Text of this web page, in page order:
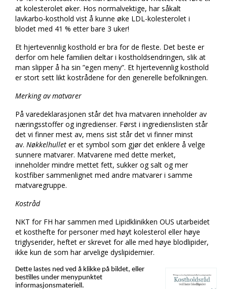
at kolesterolet øker. Hos normalvektige, har såkalt
lavkarbo-kosthold vist å kunne øke LDL-kolesterolet i
blodet med 41 % etter bare 3 uker!
Et hjertevennlig kosthold er bra for de fleste. Det beste er
derfor om hele familien deltar i kostholdsendringen, slik at
man slipper å ha sin ”egen meny”. Et hjertevennlig kosthold
er stort sett likt kostrådene for den generelle befolkningen.
Merking av matvarer
På varedeklarasjonen står det hva matvaren inneholder av
næringsstoffer og ingredienser. Først i ingredienslisten står
det vi finner mest av, mens sist står det vi finner minst
av. Nøkkelhullet er et symbol som gjør det enklere å velge
sunnere matvarer. Matvarene med dette merket,
inneholder mindre mettet fett, sukker og salt og mer
kostfiber sammenlignet med andre matvarer i samme
matvaregruppe.
Kostråd
NKT for FH har sammen med Lipidklinikken OUS utarbeidet
et kosthefte for personer med høyt kolesterol eller høye
triglyserider, heftet er skrevet for alle med høye blodlipider,
ikke kun de som har arvelige dyslipidemier.
Dette lastes ned ved å klikke på bildet, eller
bestilles under menypunktet
informasjonsmateriell.